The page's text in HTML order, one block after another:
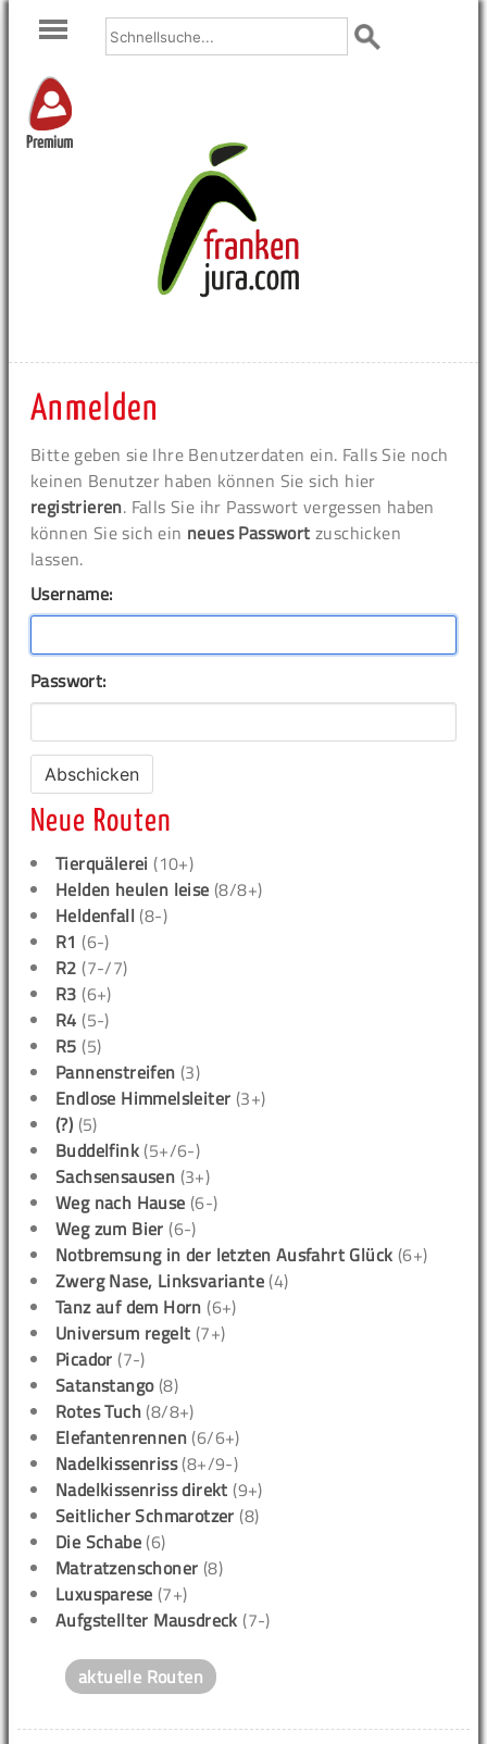
Premium
Anmelden
Bitte geben sie Ihre Benutzerdaten ein. Falls Sie noch
keinen Benutzer haben können Sie sich hier
registrieren. Falls Sie ihr Passwort vergessen haben
können Sie sich ein neues Passwort zuschicken
lassen.
Username:
Passwort:
Neue Routen
Tierquälerei (10+)
Helden heulen leise (8/8+)
Heldenfall (8-)
R1 (6-)
R2 (7-/7)
R3 (6+)
R4 (5-)
R5 (5)
Pannenstreifen (3)
Endlose Himmelsleiter (3+)
(?) (5)
Buddelfink (5+/6-)
Sachsensausen (3+)
Weg nach Hause (6-)
Weg zum Bier (6-)
Notbremsung in der letzten Ausfahrt Glück (6+)
Zwerg Nase, Linksvariante (4)
Tanz auf dem Horn (6+)
Universum regelt (7+)
Picador (7-)
Satanstango(8)
Rotes Tuch (8/8+)
Elefantenrennen (6/6+)
Nadelkissenriss(8+/9-)
Nadelkissenriss direkt (9+)
Seitlicher Schmarotzer (8)
Die Schabe (6)
Matratzenschoner (8)
Luxusparese (7+)
Aufgstellter Mausdreck (7-)
aktuelle Routen